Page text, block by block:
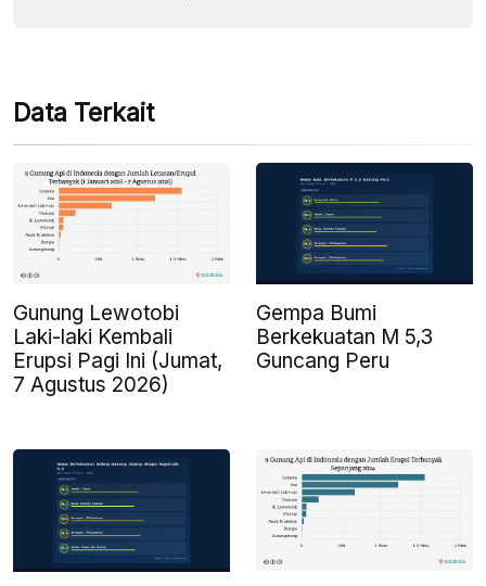
Data Terkait
Gunung Lewotobi
Laki-laki Kembali
Erupsi Pagi Ini (Jumat,
7 Agustus 2026)
Gempa Bumi
Berkekuatan M 5,3
Guncang Peru